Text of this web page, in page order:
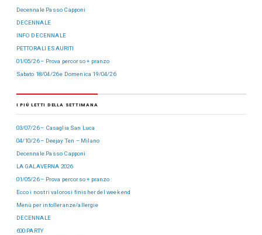
Decennale Passo Capponi
DECENNALE
INFO DECENNALE
PETTORALI ESAURITI
01/05/26 – Prova percorso + pranzo
Sabato 18/04/26 e Domenica 19/04/26
I PIÙ LETTI DELLA SETTIMANA
03/07/26 – Casaglia San Luca
04/10/26 – Deejay Ten – Milano
Decennale Passo Capponi
LA GALAVERNA 2026
01/05/26 – Prova percorso + pranzo
Ecco i nostri valorosi finisher del week end
Menù per intolleranze/allergie
DECENNALE
600 PARTY